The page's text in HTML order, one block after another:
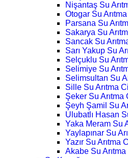
Nişantaş Su
Otogar Su
Parsana Su
Sakarya Su
Sancak Su
Sarı Yakup Su
Selçuklu Su
Selimiye Su
Selimsultan Su
Sille Su Arıtma
Şeker Su Arıtma
Şeyh Şamil Su
Ulubatlı Hasan
Yaka Meram Su
Yaylapınar Su
Yazır Su Arıtma
Akabe Su Arıtma